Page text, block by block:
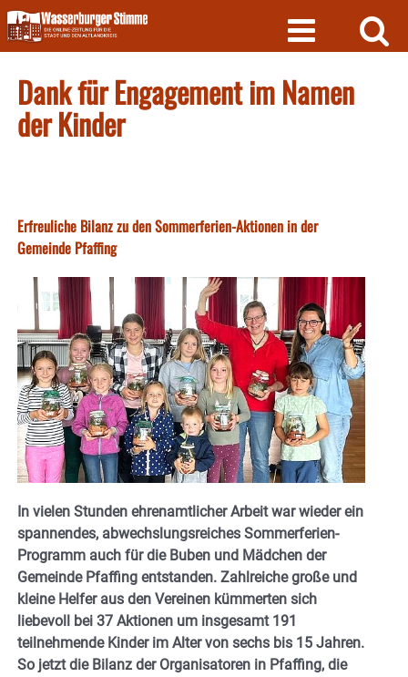
Skip
to
content
Dank für Engagement im Namen
der Kinder
Erfreuliche Bilanz zu den Sommerferien-Aktionen in der
Gemeinde Pfaffing
In vielen Stunden ehrenamtlicher Arbeit war wieder ein
spannendes, abwechslungsreiches Sommerferien-
Programm auch für die Buben und Mädchen der
Gemeinde Pfaffing entstanden. Zahlreiche große und
kleine Helfer aus den Vereinen kümmerten sich
liebevoll bei 37 Aktionen um insgesamt 191
teilnehmende Kinder im Alter von sechs bis 15 Jahren.
So jetzt die Bilanz der Organisatoren in Pfaffing, die